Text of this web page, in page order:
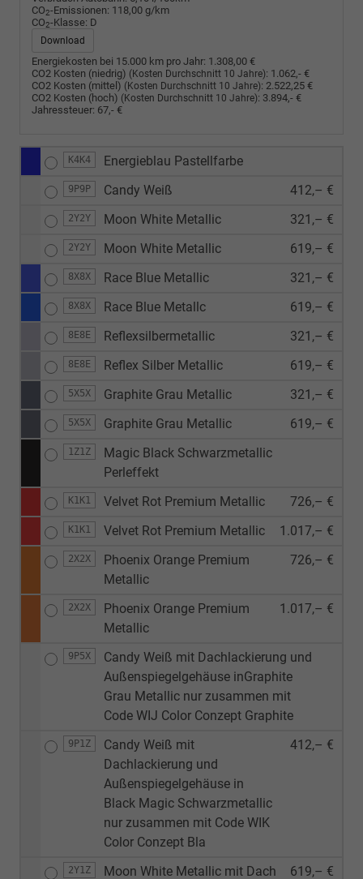
CO2-Emissionen: 118,00 g/km
CO2-Klasse: D
Download
Energiekosten bei 15.000 km pro Jahr: 1.308,00 €
CO2 Kosten (niedrig) (Kosten Durchschnitt 10 Jahre): 1.062,- €
CO2 Kosten (mittel) (Kosten Durchschnitt 10 Jahre): 2.522,25 €
CO2 Kosten (hoch) (Kosten Durchschnitt 10 Jahre): 3.894,- €
Jahressteuer: 67,- €
K4K4 Energieblau Pastellfarbe
9P9P Candy Weiß 412,– €
2Y2Y Moon White Metallic 321,– €
2Y2Y Moon White Metallic 619,– €
8X8X Race Blue Metallic 321,– €
8X8X Race Blue Metallc 619,– €
8E8E Reflexsilbermetallic 321,– €
8E8E Reflex Silber Metallic 619,– €
5X5X Graphite Grau Metallic 321,– €
5X5X Graphite Grau Metallic 619,– €
1Z1Z
Magic Black Schwarzmetallic
Perleffekt
K1K1 Velvet Rot Premium Metallic 726,– €
K1K1 Velvet Rot Premium Metallic 1.017,– €
2X2X
Phoenix Orange Premium
Metallic
726,– €
2X2X
Phoenix Orange Premium
Metallic
1.017,– €
9P5X
Candy Weiß mit Dachlackierung und
Außenspiegelgehäuse inGraphite
Grau Metallic nur zusammen mit
Code WIJ Color Conzept Graphite
9P1Z
Candy Weiß mit
Dachlackierung und
Außenspiegelgehäuse in
Black Magic Schwarzmetallic
nur zusammen mit Code WIK
Color Conzept Bla
412,– €
2Y1Z
Moon White Metallic mit Dach
619,– €